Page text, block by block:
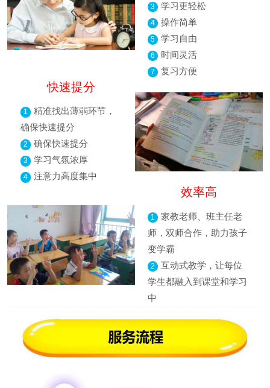
3 学习更轻松
4 操作简单
5 学习自由
6 时间灵活
7 复习方便
快速提分
1
精准找出薄弱环节，
确保快速提分
2 确保快速提分
3 学习气氛浓厚
4 注意力高度集中
效率高
1
家教老师、班主任老
师，双师合作，助力孩子
变学霸
2
互动式教学，让每位
学生都融入到课堂和学习
中